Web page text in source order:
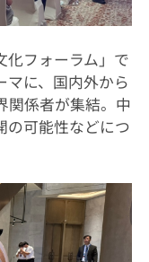
フォーラム」で
マに、国内外から
関係者が集結。中
の可能性などにつ